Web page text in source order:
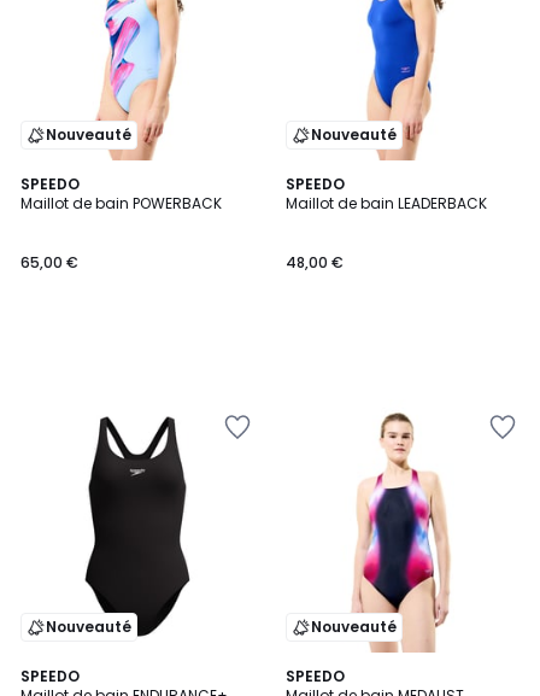
Nouveauté
SPEEDO
Maillot de bain POWERBACK
65,00 €
Nouveauté
SPEEDO
Maillot de bain LEADERBACK
48,00 €
Nouveauté
SPEEDO
Nouveauté
SPEEDO